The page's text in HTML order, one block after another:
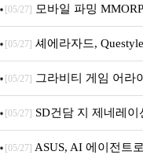
M.2 NVMe 디앤디컴 1TB
[05/27] 모바일 파밍
[05/27] 셰에라자드,
내 정식 출시
[05/27] 그라비티 게임 어라
던전 13’ 참가!
[05/27] SD건담 지 제네레
아의 용사’ 재개최 및 풍
[05/27] ASUS, AI 에이전트